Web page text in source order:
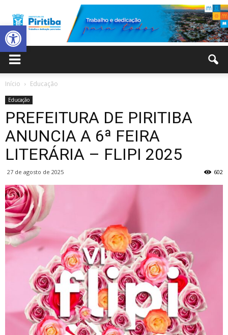
Abrir a barra de ferramentas
Municipal
de
Início Educação
Educação
PREFEITURA DE PIRITIBA
ANUNCIA A 6ª FEIRA
LITERÁRIA – FLIPI 2025
27 de agosto de 2025 602